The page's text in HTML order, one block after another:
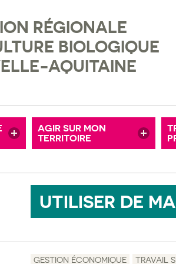
RÉGIONALE
BIOLOGIQUE
AQUITAINE
BIO
ET DÉVELOPPEMENT
AGIR SUR MON
TERRITOIRE
TERRITOIRES BIO
AUTODIAGNOSTIC
ASSOCIATIONS,
UTILISER DE
GESTION ÉCONOMIQUE TRAVAIL